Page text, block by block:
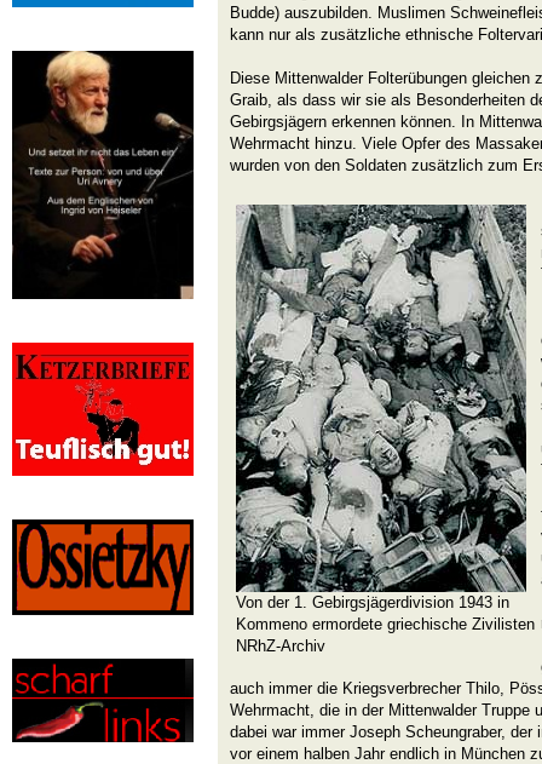
Budde) auszubilden. Muslimen
kann nur als zusätzliche ethnische
Diese Mittenwalder Folterübungen gleichen
Graib, als dass wir sie als Besonderheiten
Gebirgsjägern erkennen können. In
Wehrmacht hinzu. Viele Opfer des
wurden von den Soldaten zusätzlich zum
Von der 1. Gebirgsjägerdivision 1943 in
Kommeno ermordete griechische Zivilisten
NRhZ-Archiv
auch immer die Kriegsverbrecher Thilo,
Wehrmacht, die in der Mittenwalder Truppe
dabei war immer Joseph Scheungraber,
vor einem halben Jahr endlich in München